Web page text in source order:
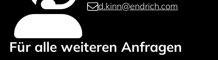
d.kinn@endrich.com
Für alle weiteren Anfragen